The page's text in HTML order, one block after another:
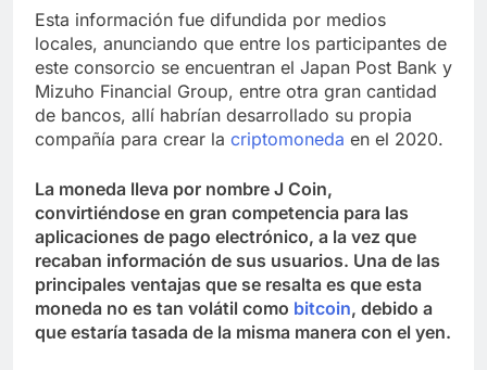
Esta información fue difundida por medios
locales, anunciando que entre los participantes de
este consorcio se encuentran el Japan Post Bank y
Mizuho Financial Group, entre otra gran cantidad
de bancos, allí habrían desarrollado su propia
compañía para crear la criptomoneda en el 2020.
La moneda lleva por nombre J Coin,
convirtiéndose en gran competencia para las
aplicaciones de pago electrónico, a la vez que
recaban información de sus usuarios. Una de las
principales ventajas que se resalta es que esta
moneda no es tan volátil como bitcoin, debido a
que estaría tasada de la misma manera con el yen.